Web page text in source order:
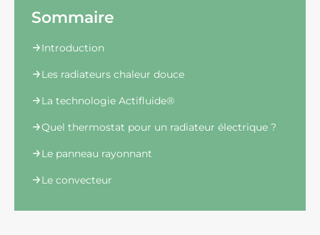
Sommaire
Introduction
Les radiateurs chaleur douce
La technologie Actifluide®
Quel thermostat pour un radiateur électrique ?
Le panneau rayonnant
Le convecteur